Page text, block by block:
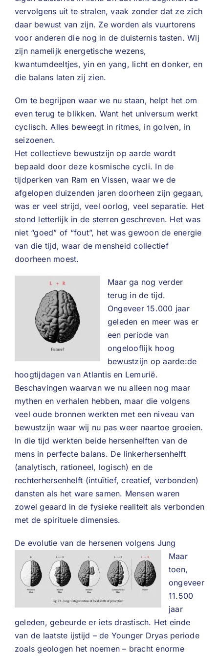
vervolgens uit te stralen, vaak zonder dat ze zich
daar bewust van zijn. Ze worden als vuurtorens
voor anderen die nog in de duisternis tasten. Wij
zijn namelijk energetische wezens,
kwantumdeeltjes, yin en yang, licht en donker, en
die balans laten zij zien.
Om te begrijpen waar we nu staan, helpt het om
even terug te blikken. Want het universum werkt
cyclisch. Alles beweegt in ritmes, in golven, in
seizoenen.
Het collectieve bewustzijn op aarde wordt
bepaald door deze kosmische cycli. In de
tijdperken van Ram en Vissen, waar we de
afgelopen duizenden jaren doorheen zijn gegaan,
was er veel strijd, veel oorlog, veel separatie. Het
stond letterlijk in de sterren geschreven. Het was
niet “goed” of “fout”, het was gewoon de energie
van die tijd, waar de mensheid collectief
doorheen moest.
Maar ga nog verder
terug in de tijd.
Ongeveer 15.000 jaar
geleden en meer was er
een periode van
ongelooflijk hoog
bewustzijn op aarde:de
hoogtijdagen van Atlantis en Lemurië.
Beschavingen waarvan we nu alleen nog maar
mythen en verhalen hebben, maar die volgens
veel oude bronnen werkten met een niveau van
bewustzijn waar wij nu pas weer naartoe groeien.
In die tijd werkten beide hersenhelften van de
mens in perfecte balans. De linkerhersenhelft
(analytisch, rationeel, logisch) en de
rechterhersenhelft (intuïtief, creatief, verbonden)
dansten als het ware samen. Mensen waren
zowel geaard in de fysieke realiteit als verbonden
met de spirituele dimensies.
De evolutie van de hersenen volgens Jung
Maar
toen,
ongeveer
11.500
jaar
geleden, gebeurde er iets drastisch. Het einde
van de laatste ijstijd – de Younger Dryas periode
zoals geologen het noemen – bracht enorme